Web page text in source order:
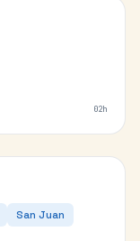
02h
San Juan